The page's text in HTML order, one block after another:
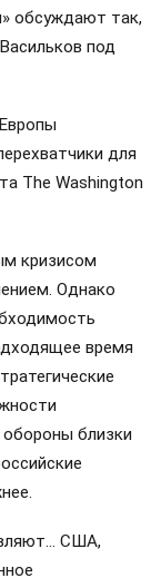
обсуждают так,
под
для
The Washington
кризисом
Однако
время
близки
США,